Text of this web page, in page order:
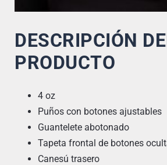
DESCRIPCIÓN
PRODUCTO
4 oz
Puños con botones ajustables
Guantelete abotonado
Tapeta frontal de botones
Canesú trasero